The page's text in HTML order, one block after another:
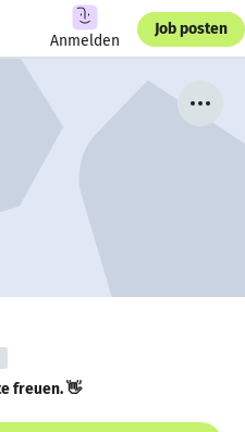
Anmelden
Job posten
freuen. 👋